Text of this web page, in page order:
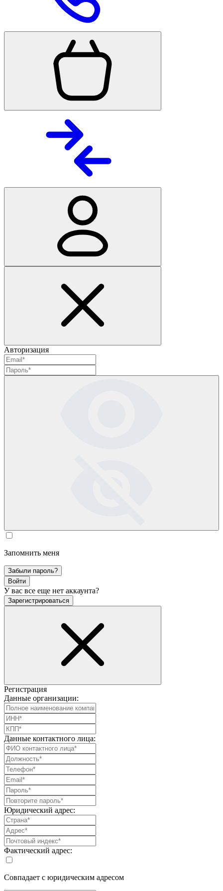
Авторизация
Запомнить меня
Забыли пароль?
Войти
У вас все еще нет аккаунта?
Зарегистрироваться
Регистрация
Данные организации:
Данные контактного лица:
Юридический адрес:
Фактический адрес:
Совпадает с юридическим адресом